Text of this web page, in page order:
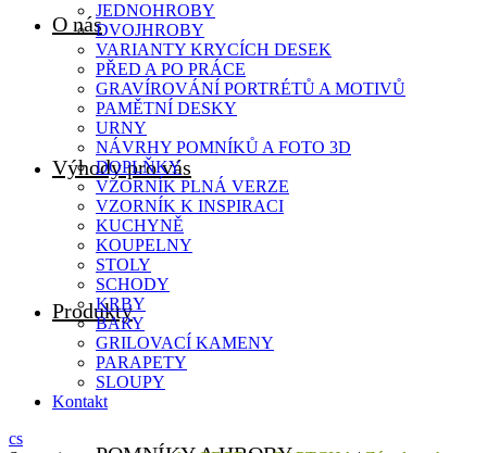
O nás
Výhody pro vás
Produkty
JEDNOHROBY
DVOJHROBY
VARIANTY KRYCÍCH DESEK
PŘED A PO PRÁCE
GRAVÍROVÁNÍ PORTRÉTŮ A MOTIVŮ
PAMĚTNÍ DESKY
URNY
NÁVRHY POMNÍKŮ A FOTO 3D
DOPLŇKY
VZORNÍK PLNÁ VERZE
VZORNÍK K INSPIRACI
KUCHYNĚ
KOUPELNY
STOLY
SCHODY
KRBY
BARY
GRILOVACÍ KAMENY
PARAPETY
SLOUPY
Kontakt
cs